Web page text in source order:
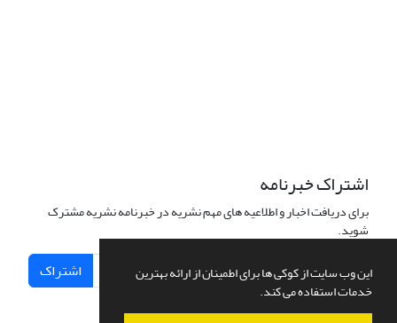
این وب سایت از کوکی ها برای اطمینان از ارائه بهترین
خدمات استفاده می کند.
اشتراک خبرنامه
برای دریافت اخبار و اطلاعیه های مهم نشریه در خبرنامه نشریه مشترک
شوید.
اشتراک